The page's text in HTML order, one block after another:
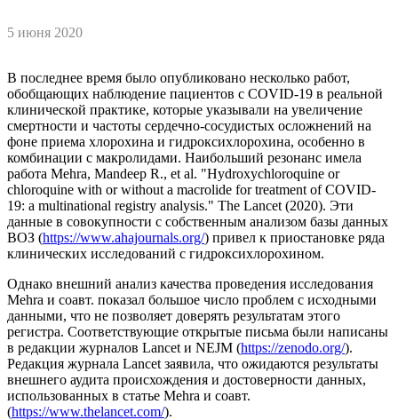
5 июня 2020
В последнее время было опубликовано несколько работ,
обобщающих наблюдение пациентов с COVID-19 в реальной
клинической практике, которые указывали на увеличение
смертности и частоты сердечно-сосудистых осложнений на
фоне приема хлорохина и гидроксихлорохина, особенно в
комбинации с макролидами. Наибольший резонанс имела
работа Mehra, Mandeep R., et al. "Hydroxychloroquine or
chloroquine with or without a macrolide for treatment of COVID-
19: a multinational registry analysis." The Lancet (2020). Эти
данные в совокупности с собственным анализом базы данных
ВОЗ (https://www.ahajournals.org/) привел к приостановке ряда
клинических исследований с гидроксихлорохином.
Однако внешний анализ качества проведения исследования
Mehra и соавт. показал большое число проблем с исходными
данными, что не позволяет доверять результатам этого
регистра. Соответствующие открытые письма были написаны
в редакции журналов Lancet и NEJM (https://zenodo.org/).
Редакция журнала Lancet заявила, что ожидаются результаты
внешнего аудита происхождения и достоверности данных,
использованных в статье Mehra и соавт.
(https://www.thelancet.com/).